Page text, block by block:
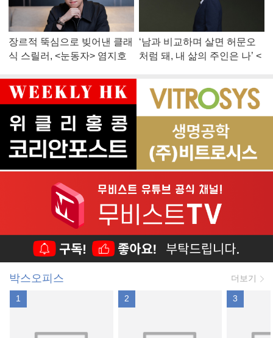
장르적 뚝심으로 빚어낸 클래
식 스릴러, <눈동자> 염지호
‘남과 비교하며 살면 허문오
처럼 돼, 내 삶의 주인은 나’ <
박스오피스 더보기
1 2 3